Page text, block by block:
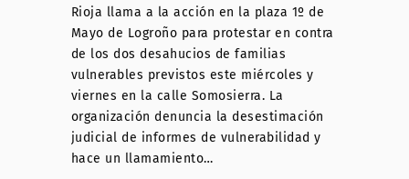
Rioja llama a la acción en la plaza 1º de
Mayo de Logroño para protestar en contra
de los dos desahucios de familias
vulnerables previstos este miércoles y
viernes en la calle Somosierra. La
organización denuncia la desestimación
judicial de informes de vulnerabilidad y
hace un llamamiento…